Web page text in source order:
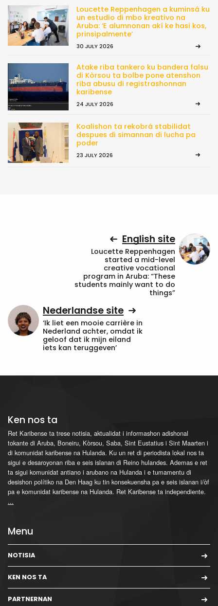
Loucette Reppenhagen a kuminsá ku
un estudio di mbo kreativo na
Aruba: ‘E alumnonan akí ke hasi kos,
prinsipalmente’
30 JULY 2026
Atake riba tankero ku bandera falsu
di Kòrsou ta bolbe pone atenshon
riba abusu di registrashonnan
karibense
24 JULY 2026
Koalishon ta rekobrá stabilidat
despues di simannan di lucha pa
poder
23 JULY 2026
English site
Loucette Reppenhagen
started a mid-level
creative vocational
program in Aruba: “These
students mainly want to do
things”
Nederlandse site
‘Ik liet een mooie carrière in
Nederland achter, omdat ik
geloof dat ik mijn eiland
iets kan teruggeven’
Ken nos ta
Ret Karibense ta trese notisia, aktualidat i informashon adishonal
tokante di Aruba, Boneiru, Kòrsou, Saba, Sint Eustatius i Sint Maarten i
di komunidat karibense na Hulanda. Ku un ret di periodista lokal nos ta
sigui e desaroyonan riba e seis islanan di Reino hulandes. Ademas e ret
ta sigui komunidat antiano i arubano na Hulanda i e tumamentu di
desishon polítiko na Den Haag ku tin konsekuensha pa e seis islanan i/òf
pa e komunidat karibense na Hulanda. Ret Karibense ta independiente.
...
Menu
NOTISIA
KEN NOS TA
PARTNERNAN